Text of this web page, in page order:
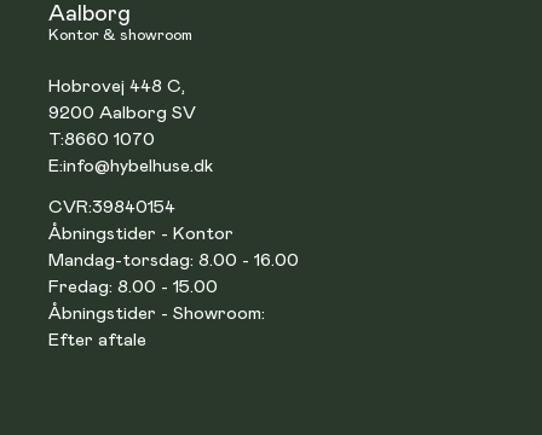
Aalborg
Kontor & showroom
Hobrovej 448 C,
9200 Aalborg SV
T:8660 1070
E:info@hybelhuse.dk
CVR:39840154
Åbningstider - Kontor
Mandag-torsdag: 8.00 - 16.00
Fredag: 8.00 - 15.00
Åbningstider - Showroom:
Efter aftale